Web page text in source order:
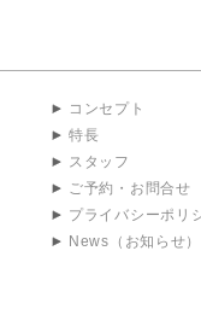
コンセプト
特長
スタッフ
ご予約・お問合せ
プライバシーポリ
News（お知らせ）